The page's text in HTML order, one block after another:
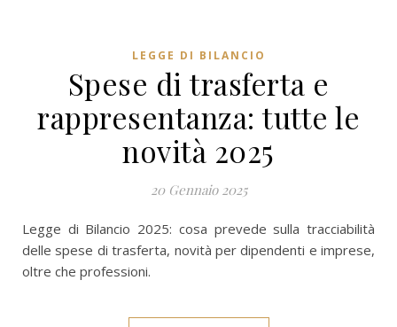
LEGGE DI BILANCIO
Spese di trasferta e
rappresentanza: tutte le
novità 2025
20 Gennaio 2025
Legge di Bilancio 2025: cosa prevede sulla tracciabilità
delle spese di trasferta, novità per dipendenti e imprese,
oltre che professioni.